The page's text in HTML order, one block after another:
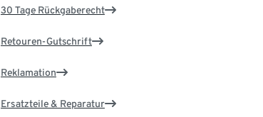
30 Tage Rückgaberecht
Retouren-Gutschrift
Reklamation
Ersatzteile & Reparatur